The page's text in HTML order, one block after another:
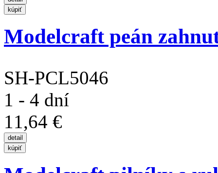
Modelcraft peán
SH-PCL5046
1 - 4 dní
11,64 €